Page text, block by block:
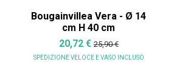
Bougainvillea Vera - Ø 14
cm H 40 cm
20,72 € 25,90 €
SPEDIZIONE VELOCE E VASO INCLUSO